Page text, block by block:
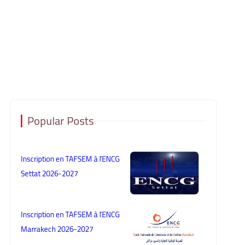
Popular Posts
Inscription en TAFSEM à l'ENCG
Settat 2026-2027
Inscription en TAFSEM à l'ENCG
Marrakech 2026-2027